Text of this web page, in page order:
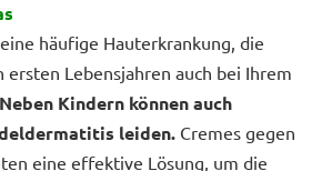
häufige Hauterkrankung, die
ersten Lebensjahren auch bei Ihrem
Neben Kindern können auch
leiden. Cremes gegen
eine effektive Lösung, um die